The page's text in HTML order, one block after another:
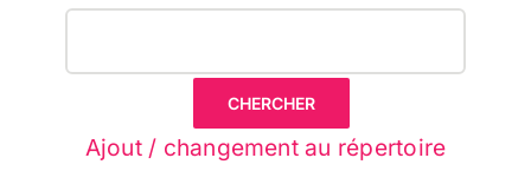
Ajout / changement au répertoire